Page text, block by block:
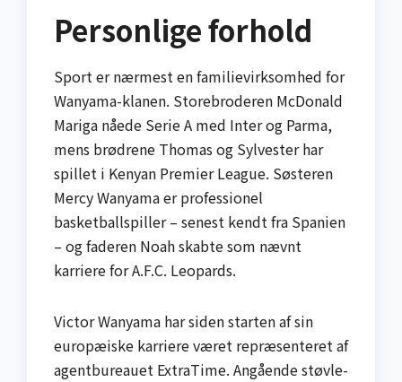
Personlige forhold
Sport er nærmest en familievirksomhed for
Wanyama-klanen. Storebroderen McDonald
Mariga nåede Serie A med Inter og Parma,
mens brødrene Thomas og Sylvester har
spillet i Kenyan Premier League. Søsteren
Mercy Wanyama er professionel
basketballspiller – senest kendt fra Spanien
– og faderen Noah skabte som nævnt
karriere for A.F.C. Leopards.
Victor Wanyama har siden starten af sin
europæiske karriere været repræsenteret af
agentbureauet ExtraTime. Angående støvle-